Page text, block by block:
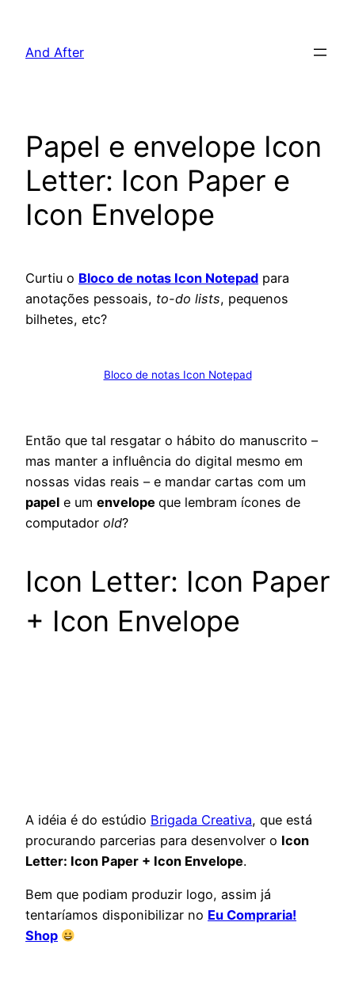
And After
Papel e envelope Icon
Letter: Icon Paper e
Icon Envelope
Curtiu o Bloco de notas Icon Notepad para
anotações pessoais, to-do lists, pequenos
bilhetes, etc?
Bloco de notas Icon Notepad
Então que tal resgatar o hábito do manuscrito –
mas manter a influência do digital mesmo em
nossas vidas reais – e mandar cartas com um
papel e um envelope que lembram ícones de
computador old?
Icon Letter: Icon Paper
+ Icon Envelope
A idéia é do estúdio Brigada Creativa, que está
procurando parcerias para desenvolver o Icon
Letter: Icon Paper + Icon Envelope.
Bem que podiam produzir logo, assim já
tentaríamos disponibilizar no Eu Compraria!
Shop